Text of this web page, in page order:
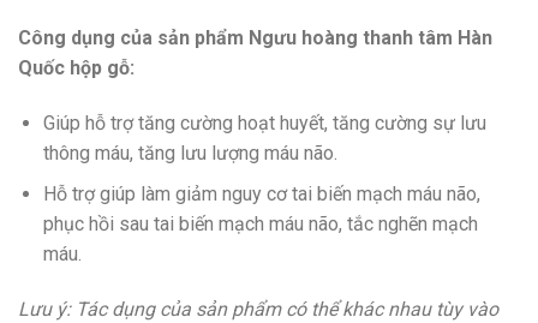
Công dụng của sản phẩm Ngưu hoàng thanh tâm Hàn
Quốc hộp gỗ:
Giúp hỗ trợ tăng cường hoạt huyết, tăng cường sự lưu
thông máu, tăng lưu lượng máu não.
Hỗ trợ giúp làm giảm nguy cơ tai biến mạch máu não,
phục hồi sau tai biến mạch máu não, tắc nghẽn mạch
máu.
Lưu ý: Tác dụng của sản phẩm có thể khác nhau tùy vào